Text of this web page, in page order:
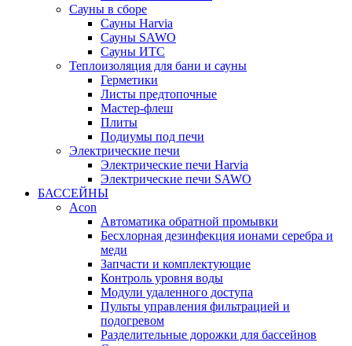
Сауны в сборе
Cауны Harvia
Сауны SAWO
Сауны ИТС
Теплоизоляция для бани и сауны
Герметики
Листы предтопочные
Мастер-флеш
Плиты
Подиумы под печи
Электрические печи
Электрические печи Harvia
Электрические печи SAWO
БАССЕЙНЫ
Acon
Автоматика обратной промывки
Беcхлорная дезинфекция ионами серебра и
меди
Запчасти и комплектующие
Контроль уровня воды
Модули удаленного доступа
Пульты управления фильтрацией и
подогревом
Разделительные дорожки для бассейнов